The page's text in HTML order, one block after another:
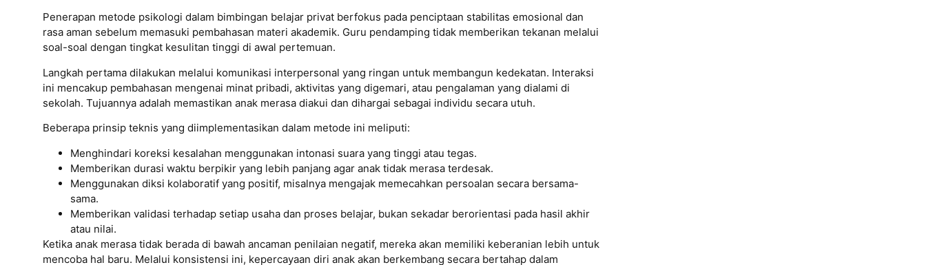
Penerapan metode psikologi dalam bimbingan belajar privat berfokus pada penciptaan stabilitas emosional dan
rasa aman sebelum memasuki pembahasan materi akademik. Guru pendamping tidak memberikan tekanan melalui
soal-soal dengan tingkat kesulitan tinggi di awal pertemuan.
Langkah pertama dilakukan melalui komunikasi interpersonal yang ringan untuk membangun kedekatan. Interaksi
ini mencakup pembahasan mengenai minat pribadi, aktivitas yang digemari, atau pengalaman yang dialami di
sekolah. Tujuannya adalah memastikan anak merasa diakui dan dihargai sebagai individu secara utuh.
Beberapa prinsip teknis yang diimplementasikan dalam metode ini meliputi:
Menghindari koreksi kesalahan menggunakan intonasi suara yang tinggi atau tegas.
Memberikan durasi waktu berpikir yang lebih panjang agar anak tidak merasa terdesak.
Menggunakan diksi kolaboratif yang positif, misalnya mengajak memecahkan persoalan secara bersama-
sama.
Memberikan validasi terhadap setiap usaha dan proses belajar, bukan sekadar berorientasi pada hasil akhir
atau nilai.
Ketika anak merasa tidak berada di bawah ancaman penilaian negatif, mereka akan memiliki keberanian lebih untuk
mencoba hal baru. Melalui konsistensi ini, kepercayaan diri anak akan berkembang secara bertahap dalam